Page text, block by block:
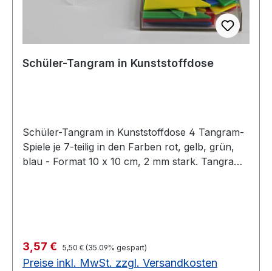
Schüler-Tangram in Kunststoffdose
Schüler-Tangram in Kunststoffdose 4 Tangram-
Spiele je 7-teilig in den Farben rot, gelb, grün,
blau - Format 10 x 10 cm, 2 mm stark. Tangram
der europäischer Puzzlespiele. Aus den immer
gleichbleibenden 7 Grundformen können mit
Verkaufspreis:
3,57 € Regulärer Preis:
5,50 € (35.09% gespart)
Preise inkl. MwSt. zzgl. Versandkosten